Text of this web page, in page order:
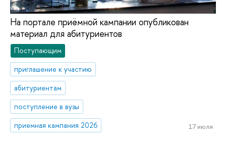
На портале приёмной кампании опубликован
материал для абитуриентов
Поступающим
приглашение к участию
абитуриентам
поступление в вузы
приемная кампания 2026
17 июля